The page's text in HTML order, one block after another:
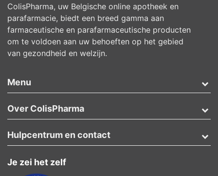
ColisPharma, uw Belgische online apotheek en
parafarmacie, biedt een breed gamma aan
farmaceutische en parafarmaceutische producten
om te voldoen aan uw behoeften op het gebied
van gezondheid en welzijn.
Menu
Over ColisPharma
Je zei het zelf
Hulpcentrum en contact